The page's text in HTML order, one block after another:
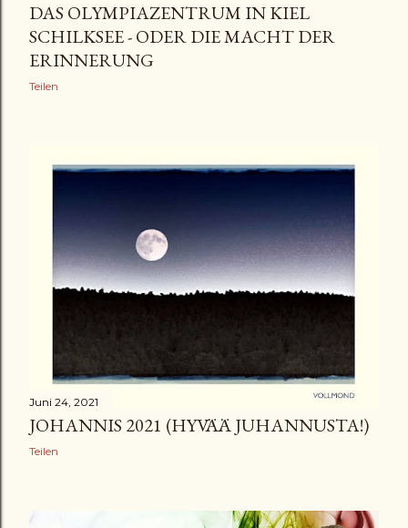
DAS OLYMPIAZENTRUM IN KIEL
SCHILKSEE - ODER DIE MACHT DER
ERINNERUNG
Teilen
Juni 24, 2021
JOHANNIS 2021 (HYVÄÄ JUHANNUSTA!)
Teilen